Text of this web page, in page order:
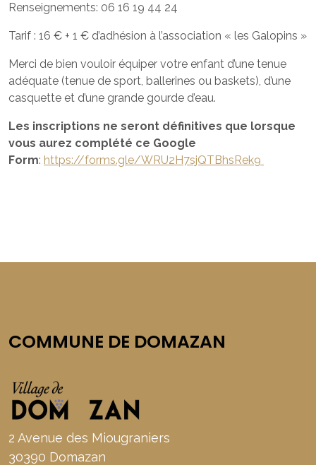
Renseignements: 06 16 19 44 24
Tarif : 16 € + 1 € d’adhésion à l’association « les Galopins »
Merci de bien vouloir équiper votre enfant d’une tenue
adéquate (tenue de sport, ballerines ou baskets), d’une
casquette et d’une grande gourde d’eau.
Les inscriptions ne seront définitives que lorsque
vous aurez complété ce Google
Form: https://forms.gle/WRU2H7sjQTBhsRek9
COMMUNE DE DOMAZAN
2 Avenue des Miougraniers
30390 Domazan